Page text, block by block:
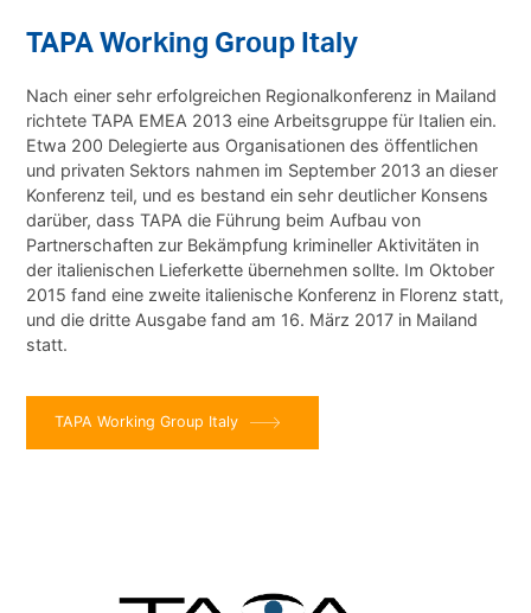
TAPA Working Group Italy
Nach einer sehr erfolgreichen Regionalkonferenz in Mailand
richtete TAPA EMEA 2013 eine Arbeitsgruppe für Italien ein.
Etwa 200 Delegierte aus Organisationen des öffentlichen
und privaten Sektors nahmen im September 2013 an dieser
Konferenz teil, und es bestand ein sehr deutlicher Konsens
darüber, dass TAPA die Führung beim Aufbau von
Partnerschaften zur Bekämpfung krimineller Aktivitäten in
der italienischen Lieferkette übernehmen sollte. Im Oktober
2015 fand eine zweite italienische Konferenz in Florenz statt,
und die dritte Ausgabe fand am 16. März 2017 in Mailand
statt.
TAPA Working Group Italy